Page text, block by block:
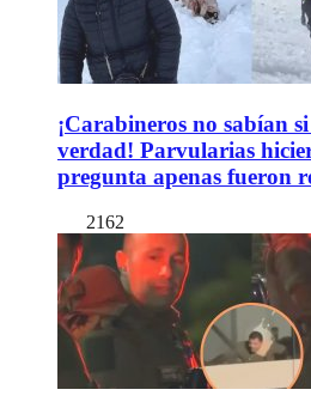
¡Carabineros no sabían
verdad! Parvularias
pregunta apenas fueron
2162